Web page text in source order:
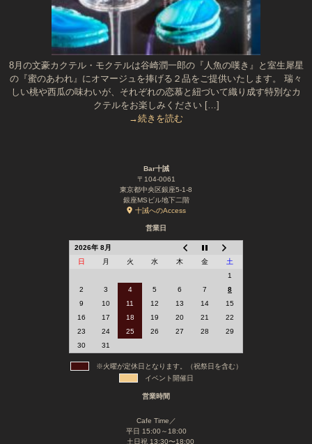
8月の文豪カクテル・モクテルは谷崎潤一郎の『人魚の嘆き』と室生犀星
の『蜜のあわれ』にオマージュを捧げる２品をご提供いたします。 瑞々
しい桃や西瓜の味わいが、それぞれの恋慕と紐づいて織り成す特別なカ
クテルをお楽しみください […]
→続きを読む
Bar十誡
〒104-0061
東京都中央区銀座5-1-8
銀座MSビル地下二階
十誡へのAccess
営業日
2026年 8月
日
月 火 水 木 金
土
1
2
3 4 5 6 7
8
9
10 11 12 13 14
15
16
17 18 19 20 21
22
23
24 25 26 27 28
29
30
31
※火曜が定休日となります。（祝祭日を含む）
イベント開催日
営業時間
Cafe Time／
平日 15:00～18:00
土日祝 13:30〜18:00